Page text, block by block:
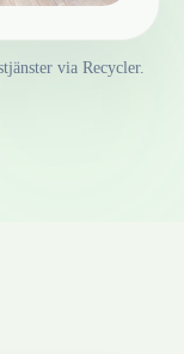
via Recycler.